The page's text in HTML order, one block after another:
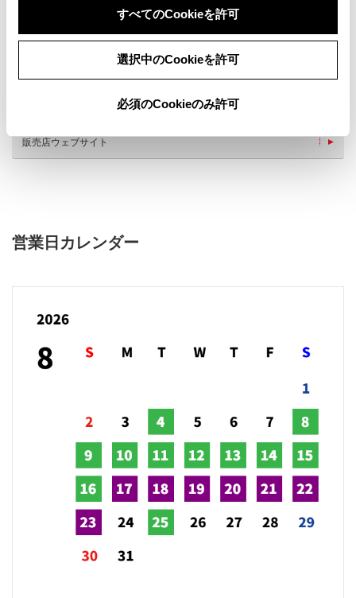
すべてのCookieを許可
選択中のCookieを許可
必須のCookieのみ許可
車検・整備・メンテナンス取
扱店
シート）
働時間 10:00-17:00】
販売店ウェブサイト
営業日カレンダー